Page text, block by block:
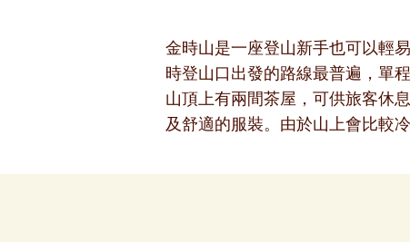
金時山是一座登山新手也可以輕
時登山口出發的路線最普遍，單
山頂上有兩間茶屋，可供旅客休
及舒適的服裝。由於山上會比較